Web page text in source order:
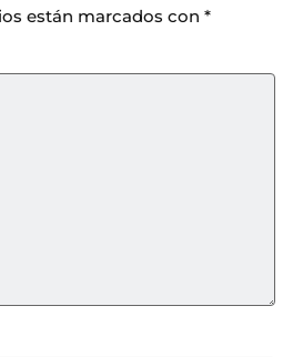
están marcados con *